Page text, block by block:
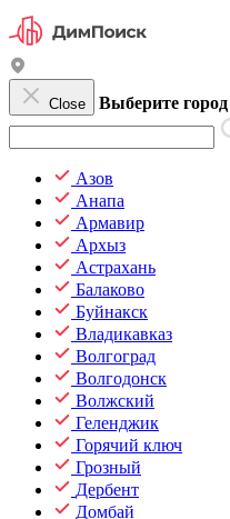
Close Выберите город
Азов
Анапа
Армавир
Архыз
Астрахань
Балаково
Буйнакск
Владикавказ
Волгоград
Волгодонск
Волжский
Геленджик
Горячий ключ
Грозный
Дербент
Домбай